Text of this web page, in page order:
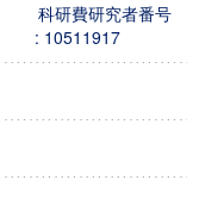
科研費研究者番号
: 10511917